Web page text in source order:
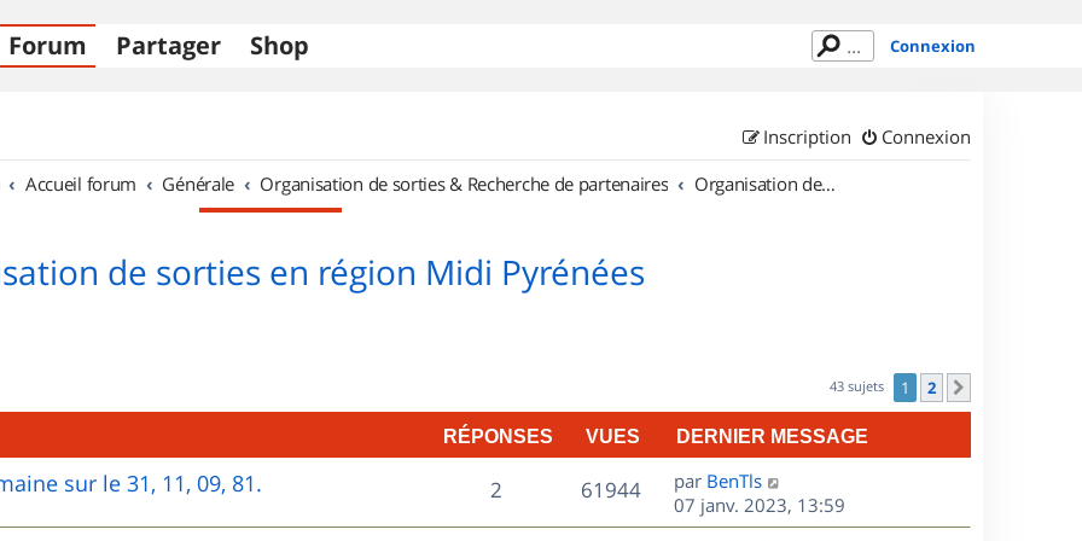
Forum Partager Shop Connexion
Connexion
Inscription
Accueil forum Générale Organisation de sorties & Recherche de partenaires Organisation de sorties en région Midi Pyrénées
de sorties en région Midi Pyrénées
43 sujets 1 2
RÉPONSES VUES DERNIER MESSAGE
sur le 31, 11, 09, 81. 2R
é
61944V
u
D
e
r
par BenTls
07 janv. 2023, 13:59